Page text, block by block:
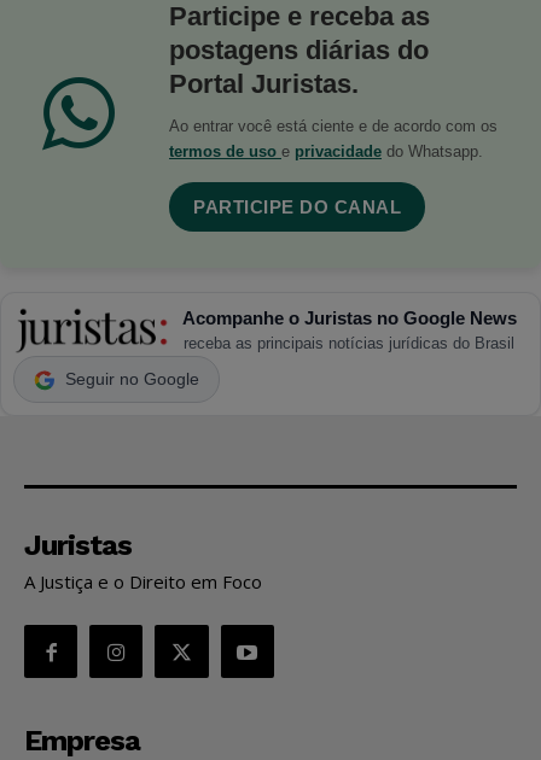
Participe e receba as
postagens diárias do
Portal Juristas.
Ao entrar você está ciente e de acordo com os
termos de uso e privacidade do Whatsapp.
PARTICIPE DO CANAL
Acompanhe o Juristas no Google News
receba as principais notícias jurídicas do Brasil
Seguir no Google
Juristas
A Justiça e o Direito em Foco
Empresa